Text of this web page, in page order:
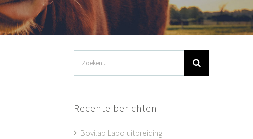
Zoeken
naar:
Recente berichten
Bovilab Labo uitbreiding